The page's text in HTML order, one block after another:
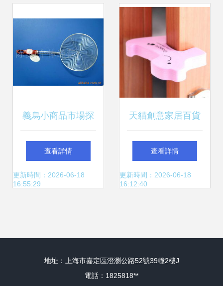
硅膠日用百貨價
格、廠家與優質圖
義烏小商品市場探
秘 2元店中的九連
環與日用百貨價格
查看詳情
更新時間：2026-06-18
16:55:29
天貓創意家居百貨
點亮生活的小確幸
查看詳情
更新時間：2026-06-18
16:12:40
地址：上海市嘉定區澄瀏公路52號39幢2樓J
電話：1825818**